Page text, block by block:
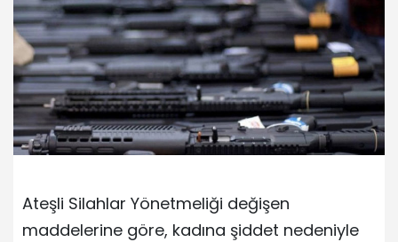
Ateşli Silahlar Yönetmeliği değişen
maddelerine göre, kadına şiddet nedeniyle